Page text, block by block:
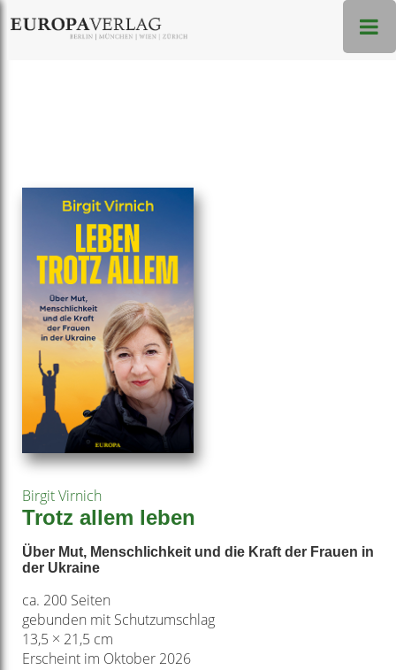
Birgit Virnich
Trotz allem leben
Über Mut, Menschlichkeit und die Kraft der Frauen in
der Ukraine
ca. 200 Seiten
gebunden mit Schutzumschlag
13,5 × 21,5 cm
Erscheint im Oktober 2026